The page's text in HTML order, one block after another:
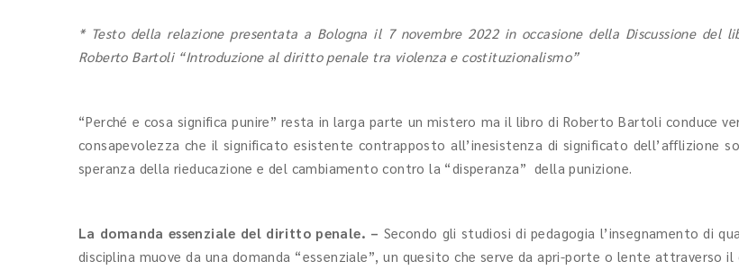
* Testo della relazione presentata a Bologna il 7 novembre 2022 in occasione della Discussione del
Roberto Bartoli “Introduzione al diritto penale tra violenza e costituzionalismo”
“Perché e cosa significa punire” resta in larga parte un mistero ma il libro di Roberto Bartoli conduce
consapevolezza che il significato esistente contrapposto all’inesistenza di significato dell’afflizione
speranza della rieducazione e del cambiamento contro la “disperanza” della punizione.
La domanda essenziale del diritto penale. – Secondo gli studiosi di pedagogia l’insegnamento di
disciplina muove da una domanda “essenziale”, un quesito che serve da apri-porte o lente attraverso il